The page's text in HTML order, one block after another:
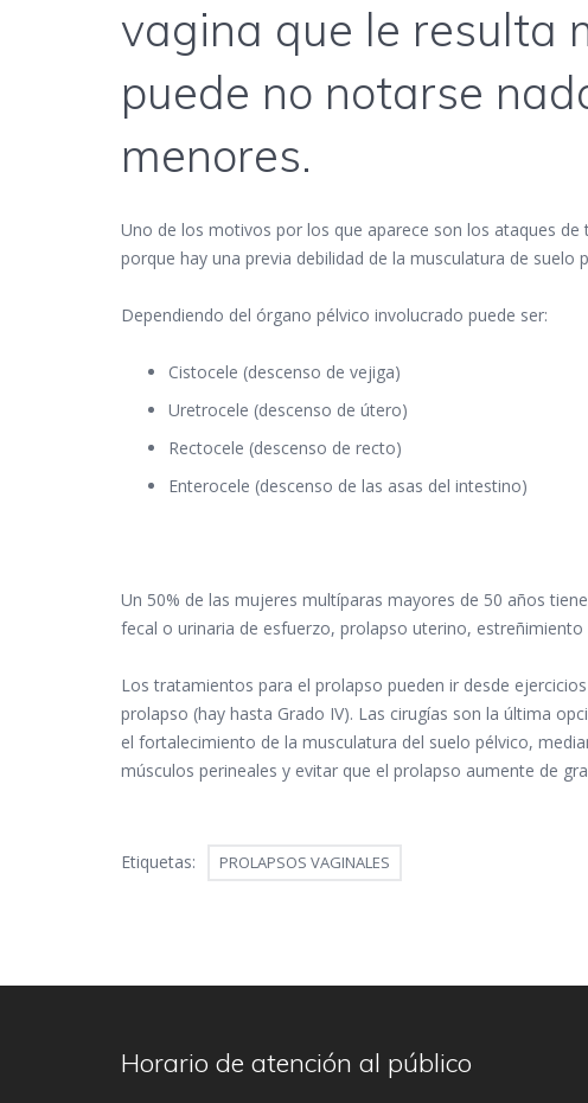
vagina que le resulta
puede no notarse
menores.
Uno de los motivos por los que aparece son los ataques
porque hay una previa debilidad de la musculatura de suelo
Dependiendo del órgano pélvico involucrado puede ser:
Cistocele (descenso de vejiga)
Uretrocele (descenso de útero)
Rectocele (descenso de recto)
Enterocele (descenso de las asas del intestino)
Un 50% de las mujeres multíparas mayores de 50 años
fecal o urinaria de esfuerzo, prolapso uterino,
Los tratamientos para el prolapso pueden ir desde
prolapso (hay hasta Grado IV). Las cirugías son la última
el fortalecimiento de la musculatura del suelo pélvico,
músculos perineales y evitar que el prolapso aumente de
Etiquetas: PROLAPSOS VAGINALES
Horario de atención al público